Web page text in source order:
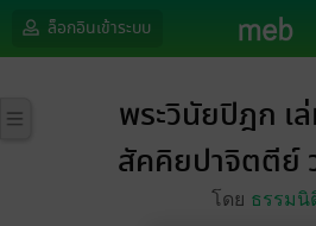
ล็อกอินเข้าระบบ
พระวินัยปิฎก เ
สัคคิยปาจิตตีย์
โดย ธรรมนิ